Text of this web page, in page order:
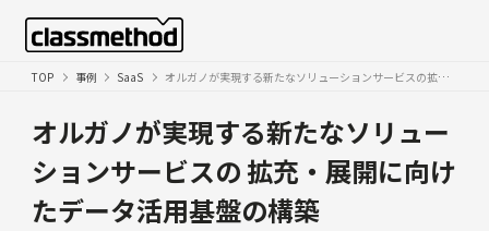
TOP 事例 SaaS オルガノが実現する新たなソリューションサービスの拡充・展開に向けたデータ活用基盤の構築
オルガノが実現する新たなソリュー
ションサービスの拡充・展開に向け
たデータ活用基盤の構築